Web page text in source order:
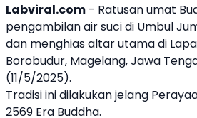
Labviral.com - Ratusan umat
pengambilan air suci di Umbul
dan menghias altar utama di
Borobudur, Magelang, Jawa
(11/5/2025).
Tradisi ini dilakukan jelang
2569 Era Buddha.